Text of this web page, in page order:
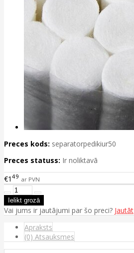
Preces kods: separatorpedikiur50
Preces statuss: Ir noliktavā
€1 49 ar PVN
Vai jums ir jautājumi par šo preci? Jautāt
Apraksts
(0) Atsauksmes